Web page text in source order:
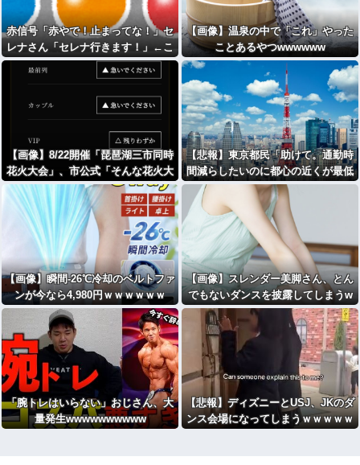
赤信号「赤やで！止まってな！」セ
レナさん「セレナ行きます！」←こ
れwwwwwwwwwwwwwwww
【画像】温泉の中で「これ」やった
ことあるやつwwwwww
【画像】8/22開催「琵琶湖三市同時
花火大会」、市公式「そんな花火大
会は存在しない」→ SNS阿鼻叫
喚・・・
【悲報】東京都民「助けて。通勤時
間減らしたいのに都心の近くが最低
10万払わないと住めないの」
【画像】瞬間-26℃冷却のベルトファ
ンが今なら4,980円ｗｗｗｗｗｗ
【画像】スレンダー美脚さん、とん
でもないダンスを披露してしまうw
wwwwwwww
「腕トレはいらない」おじさん、大
量発生wwwwwwwwww
【悲報】ディズニーとUSJ、JKのダ
ンス会場になってしまうｗｗｗｗｗ